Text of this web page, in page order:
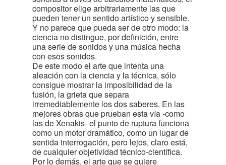
compositor elige arbitrariamente las que
pueden tener un sentido artístico y sensible.
Y no parece que pueda ser de otro modo: la
ciencia no distingue, por definición, entre
una serie de sonidos y una música hecha
con esos sonidos.
De este modo el arte que intenta una
aleación con la ciencia y la técnica, sólo
consigue mostrar la imposibilidad de la
fusión, la grieta que separa
irremediablemente los dos saberes. En las
mejores obras que prueban esta vía -como
las de Xenakis- el punto de ruptura funciona
como un motor dramático, como un lugar de
sentida interrogación, pero lejos, claro está,
de cualquier objetividad técnico-científica.
Por lo demás, el arte que se quiere